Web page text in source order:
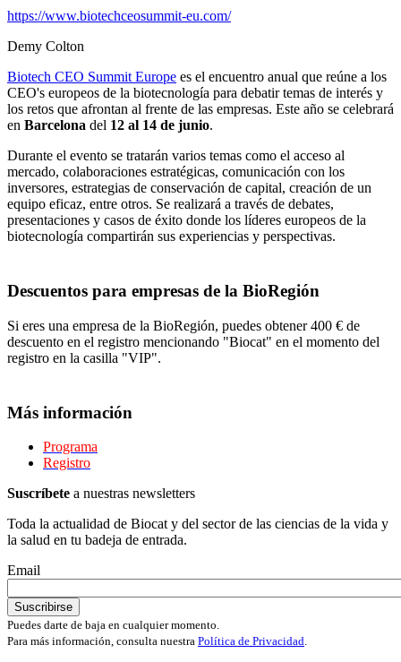
https://www.biotechceosummit-eu.com/
Demy Colton
Biotech CEO Summit Europe es el encuentro anual que reúne a los
CEO's europeos de la biotecnología para debatir temas de interés y
los retos que afrontan al frente de las empresas. Este año se celebrará
en Barcelona del 12 al 14 de junio.
Durante el evento se tratarán varios temas como el acceso al
mercado, colaboraciones estratégicas, comunicación con los
inversores, estrategias de conservación de capital, creación de un
equipo eficaz, entre otros. Se realizará a través de debates,
presentaciones y casos de éxito donde los líderes europeos de la
biotecnología compartirán sus experiencias y perspectivas.
Descuentos para empresas de la BioRegión
Si eres una empresa de la BioRegión, puedes obtener 400 € de
descuento en el registro mencionando "Biocat" en el momento del
registro en la casilla "VIP".
Más información
Programa
Registro
Suscríbete a nuestras newsletters
Toda la actualidad de Biocat y del sector de las ciencias de la vida y
la salud en tu badeja de entrada.
Email
Puedes darte de baja en cualquier momento.
Para más información, consulta nuestra Política de Privacidad.